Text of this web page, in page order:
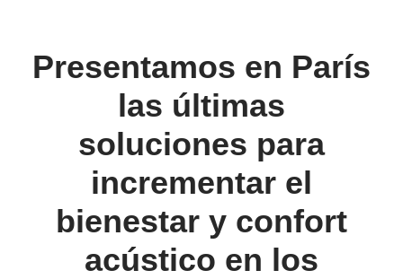
Presentamos en París
las últimas
soluciones para
incrementar el
bienestar y confort
acústico en los